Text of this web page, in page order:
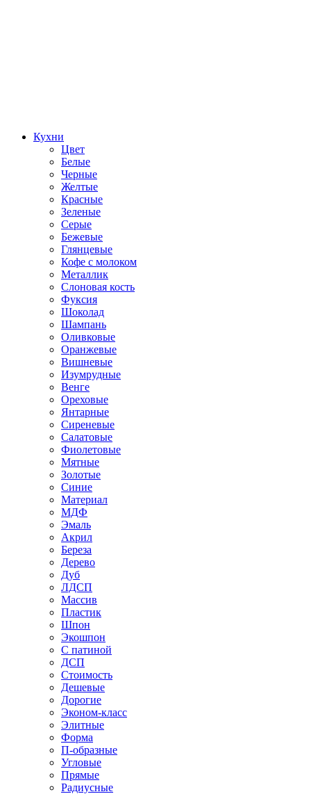
Кухни
Цвет
Белые
Черные
Желтые
Красные
Зеленые
Серые
Бежевые
Глянцевые
Кофе с молоком
Металлик
Слоновая кость
Фуксия
Шоколад
Шампань
Оливковые
Оранжевые
Вишневые
Изумрудные
Венге
Ореховые
Янтарные
Сиреневые
Салатовые
Фиолетовые
Мятные
Золотые
Синие
Материал
МДФ
Эмаль
Акрил
Береза
Дерево
Дуб
ЛДСП
Массив
Пластик
Шпон
Экошпон
С патиной
ДСП
Стоимость
Дешевые
Дорогие
Эконом-класс
Элитные
Форма
П-образные
Угловые
Прямые
Радиусные